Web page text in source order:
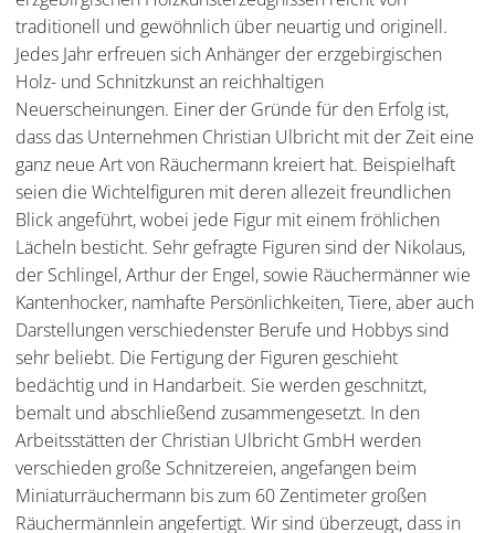
traditionell und gewöhnlich über neuartig und originell.
Jedes Jahr erfreuen sich Anhänger der erzgebirgischen
Holz- und Schnitzkunst an reichhaltigen
Neuerscheinungen. Einer der Gründe für den Erfolg ist,
dass das Unternehmen Christian Ulbricht mit der Zeit eine
ganz neue Art von Räuchermann kreiert hat. Beispielhaft
seien die Wichtelfiguren mit deren allezeit freundlichen
Blick angeführt, wobei jede Figur mit einem fröhlichen
Lächeln besticht. Sehr gefragte Figuren sind der Nikolaus,
der Schlingel, Arthur der Engel, sowie Räuchermänner wie
Kantenhocker, namhafte Persönlichkeiten, Tiere, aber auch
Darstellungen verschiedenster Berufe und Hobbys sind
sehr beliebt. Die Fertigung der Figuren geschieht
bedächtig und in Handarbeit. Sie werden geschnitzt,
bemalt und abschließend zusammengesetzt. In den
Arbeitsstätten der Christian Ulbricht GmbH werden
verschieden große Schnitzereien, angefangen beim
Miniaturräuchermann bis zum 60 Zentimeter großen
Räuchermännlein angefertigt. Wir sind überzeugt, dass in